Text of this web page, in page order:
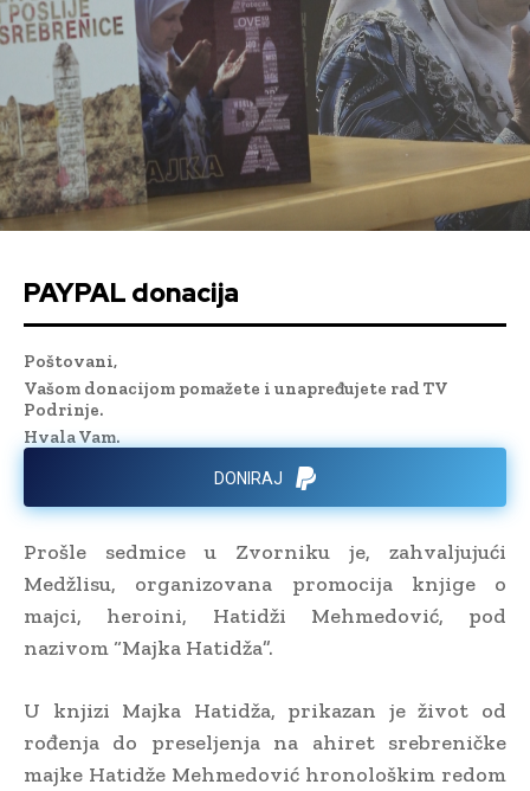
PAYPAL donacija
Poštovani,
Vašom donacijom pomažete i unapređujete rad TV
Podrinje.
Hvala Vam.
DONIRAJ
Prošle sedmice u Zvorniku je, zahvaljujući
Medžlisu, organizovana promocija knjige o
majci, heroini, Hatidži Mehmedović, pod
nazivom “Majka Hatidža”.
U knjizi Majka Hatidža, prikazan je život od
rođenja do preseljenja na ahiret srebreničke
majke Hatidže Mehmedović hronološkim redom